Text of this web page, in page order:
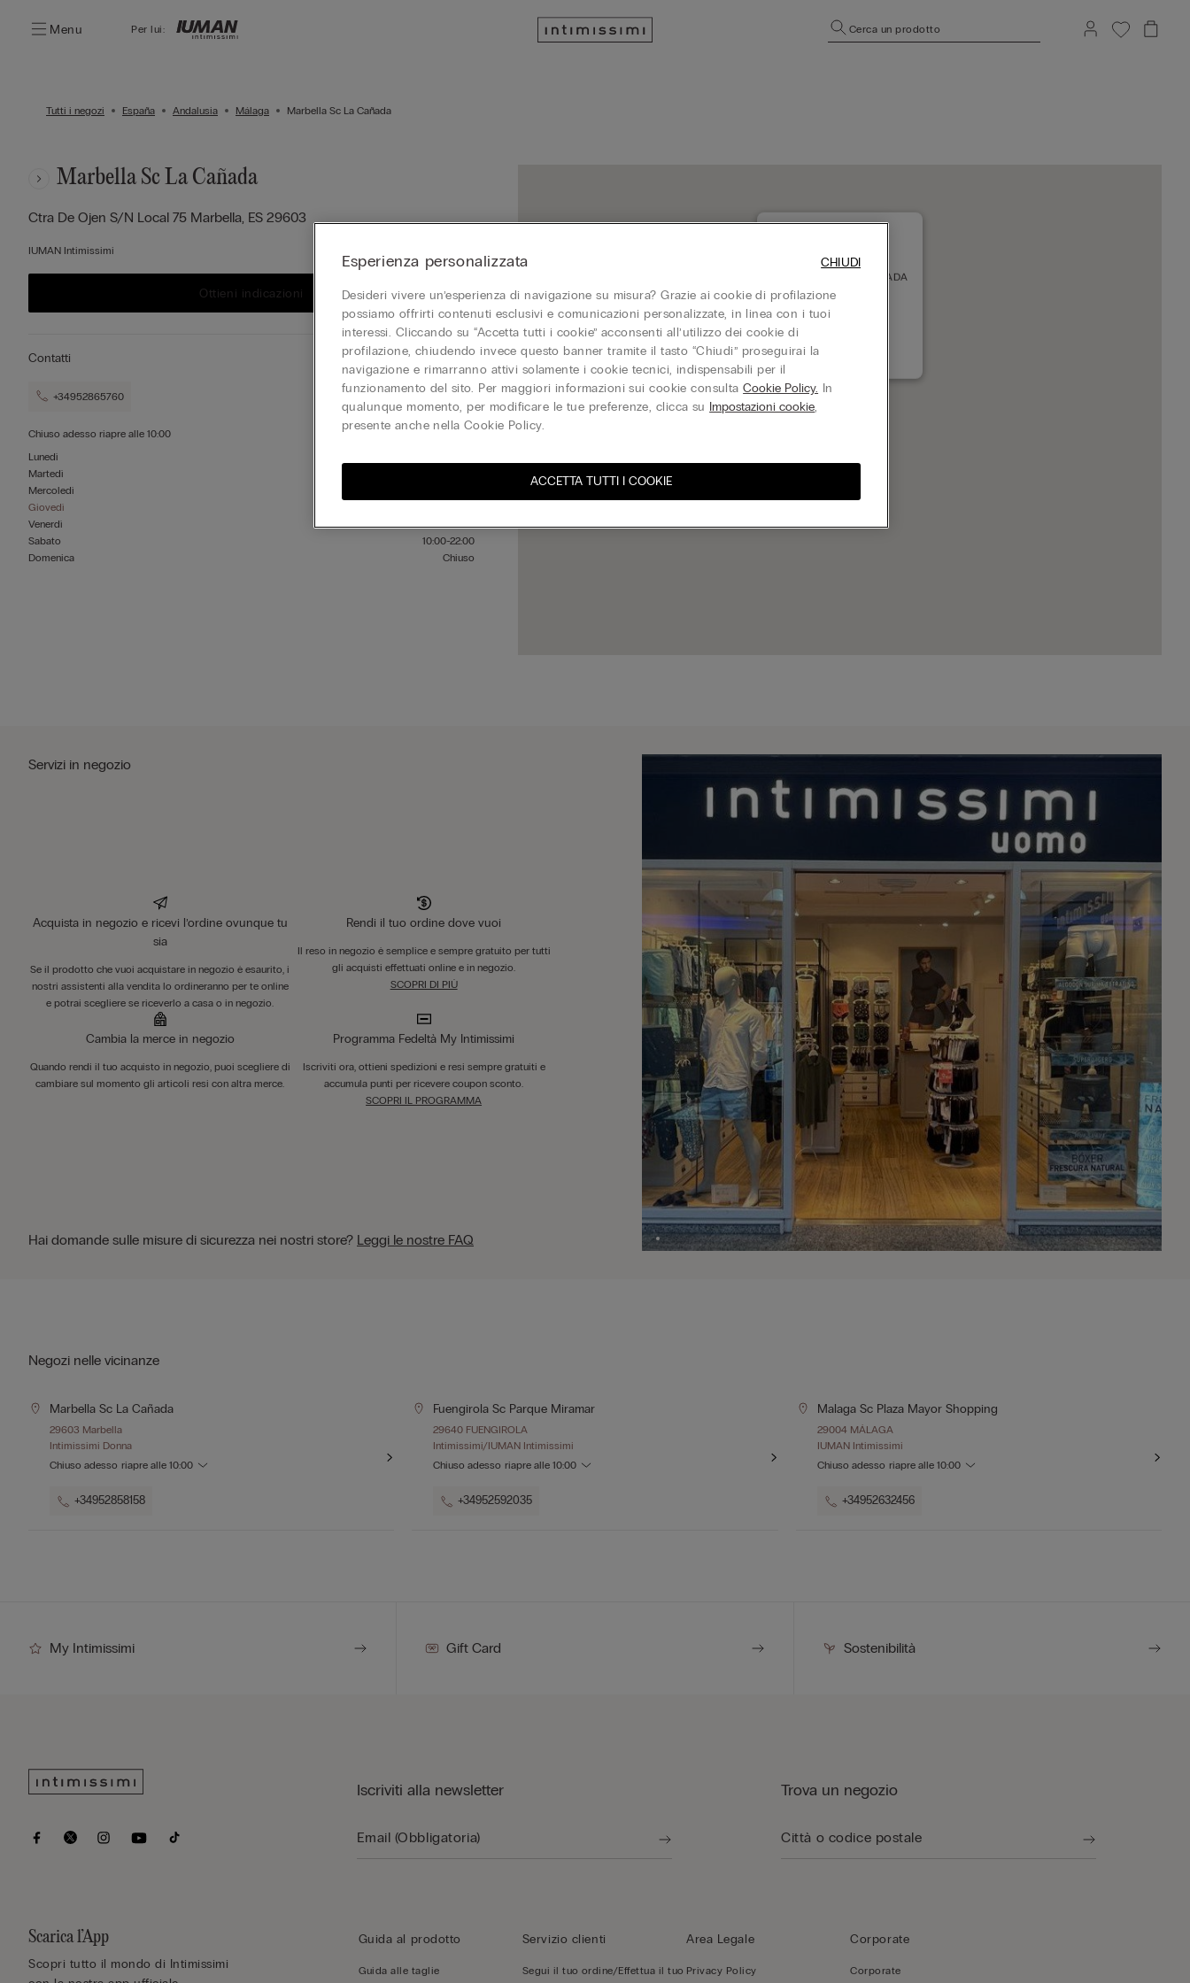
Menu Per lui: Cerca un prodotto
Tutti i negozi España Andalusia Málaga Marbella Sc La Cañada
Marbella Sc La Cañada
Ctra De Ojen S/n Local 75 Marbella, ES 29603
IUMAN Intimissimi
Ottieni indicazioni
Contatti
+34952865760
Chiuso adesso riapre alle 10:00
Lunedì
Martedì
Mercoledì
Giovedì
Venerdì
10:00-22:00
Sabato
10:00-22:00
Domenica
Chiuso
MARBELLA SC LA CAÑADA
29603 MARBELLA
Chiuso adesso
+34952865760
Servizi in negozio
Acquista in negozio e ricevi l’ordine ovunque tu
sia
Se il prodotto che vuoi acquistare in negozio è esaurito, i
nostri assistenti alla vendita lo ordineranno per te online
e potrai scegliere se riceverlo a casa o in negozio.
Rendi il tuo ordine dove vuoi
Il reso in negozio è semplice e sempre gratuito per tutti
gli acquisti effettuati online e in negozio.
SCOPRI DI PIÙ
Cambia la merce in negozio
Quando rendi il tuo acquisto in negozio, puoi scegliere di
cambiare sul momento gli articoli resi con altra merce.
Programma Fedeltà My Intimissimi
Iscriviti ora, ottieni spedizioni e resi sempre gratuiti e
accumula punti per ricevere coupon sconto.
SCOPRI IL PROGRAMMA
Hai domande sulle misure di sicurezza nei nostri store? Leggi le nostre FAQ
Negozi nelle vicinanze
Marbella Sc La Cañada
29603 Marbella
Intimissimi Donna
Chiuso adesso riapre alle 10:00
+34952858158
Fuengirola Sc Parque Miramar
29640 FUENGIROLA
Intimissimi/IUMAN Intimissimi
Chiuso adesso riapre alle10:00
+34952592035
Malaga Sc Plaza Mayor Shopping
29004 MÁLAGA
IUMAN Intimissimi
Chiuso adesso riapre alle 10:00
+34952632456
My Intimissimi Gift Card Sostenibilità
Scarica l’App
Scopri tutto il mondo di Intimissimi
Iscriviti alla newsletter Trova un negozio
Guida al prodotto
Guida alle taglie
Servizio clienti
Segui il tuo ordine/Effettua il tuo
Area Legale
Privacy Policy
Corporate
Corporate
Esperienza personalizzata
Desideri vivere un’esperienza di navigazione su misura? Grazie ai cookie di profilazione
possiamo offrirti contenuti esclusivi e comunicazioni personalizzate, in linea con i tuoi
interessi. Cliccando su “Accetta tutti i cookie” acconsenti all’utilizzo dei cookie di
profilazione, chiudendo invece questo banner tramite il tasto “Chiudi” proseguirai la
navigazione e rimarranno attivi solamente i cookie tecnici, indispensabili per il
funzionamento del sito. Per maggiori informazioni sui cookie consultaCookie Policy. In
qualunque momento, per modificare le tue preferenze, clicca su Impostazioni cookie,
presente anche nella Cookie Policy.
ACCETTA TUTTI I COOKIE
CHIUDI